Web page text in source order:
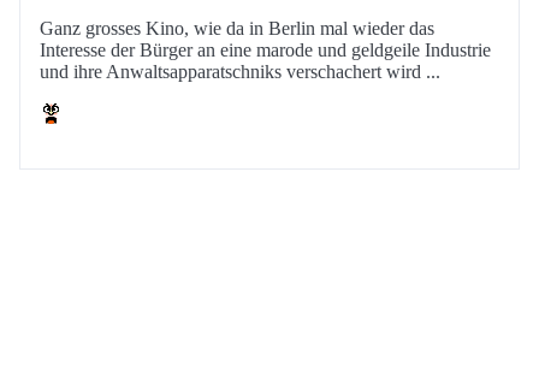
Ganz grosses Kino, wie da in Berlin mal wieder das
Interesse der Bürger an eine marode und geldgeile Industrie
und ihre Anwaltsapparatschniks verschachert wird ...